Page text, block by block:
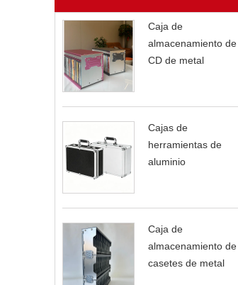
Caja de
almacenamiento de
CD de metal
Cajas de
herramientas de
aluminio
Caja de
almacenamiento de
casetes de metal